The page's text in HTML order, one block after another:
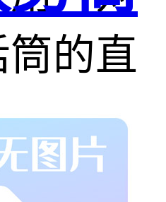
的直
往往是
否稳